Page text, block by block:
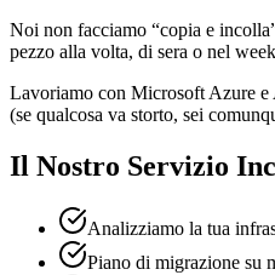
Noi non facciamo “copia e
pezzo alla volta, di sera o nel
Lavoriamo con Microsoft Azure e
(se qualcosa va storto, sei
Il Nostro Servizio
Analizziamo la tua
Piano di migrazione su